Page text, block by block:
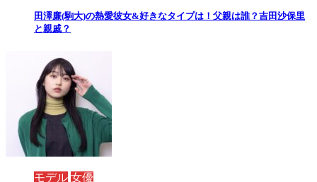
田澤廉(駒大)の熱愛彼女&好きなタイプは！父親は誰？吉田沙保里
と親戚？
モデル 女優